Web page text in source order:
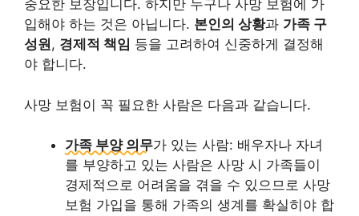
중요한 보장입니다. 하지만 누구나 사망 보험에 가
입해야 하는 것은 아닙니다. 본인의 상황과 가족 구
성원, 경제적 책임 등을 고려하여 신중하게 결정해
야 합니다.
사망 보험이 꼭 필요한 사람은 다음과 같습니다.
가족 부양 의무가 있는 사람: 배우자나 자녀
를 부양하고 있는 사람은 사망 시 가족들이
경제적으로 어려움을 겪을 수 있으므로 사망
보험 가입을 통해 가족의 생계를 확실히야 합